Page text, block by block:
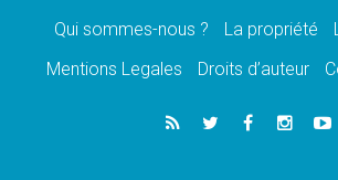
07.08.2026
lancement des «dix jours de
paix»
06.08.2026
Préparatifs des JMJ 2027 à
Qui sommes-nous ? La propriété
Mentions Legales
Droits d’auteur